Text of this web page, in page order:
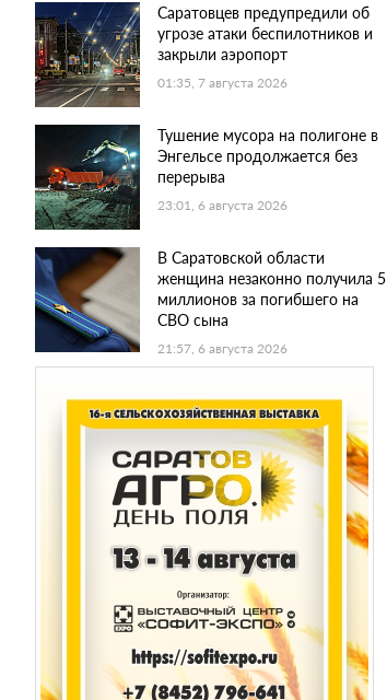
Саратовцев предупредили об
угрозе атаки беспилотников и
закрыли аэропорт
01:35, 7 августа 2026
Тушение мусора на полигоне в
Энгельсе продолжается без
перерыва
23:01, 6 августа 2026
В Саратовской области
женщина незаконно получила 5
миллионов за погибшего на
СВО сына
21:57, 6 августа 2026